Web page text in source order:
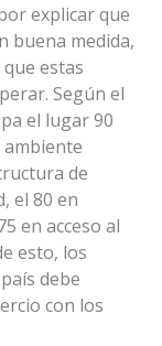
explicar que
buena medida,
estas
Según el
el lugar 90
de
el 80 en
en acceso al
esto, los
debe
con los